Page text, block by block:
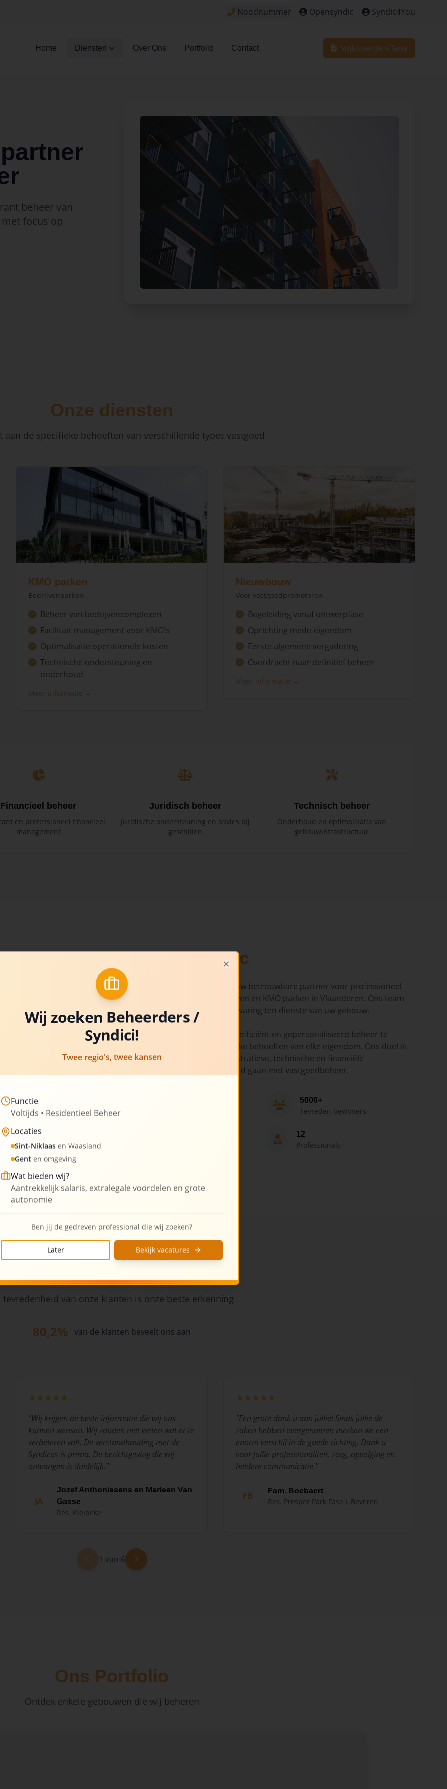
Noodnummer
Klik om het noodnummer te bekijken voor dringende
Opensyndic Syndic4You
Home Diensten Over Ons Portfolio Contact Vrijblijvende offerte
beheer van
focus op
Onze diensten
aan de specifieke behoeften van verschillende types vastgoed
KMO parken
Bedrijvenparken
Beheer van bedrijvencomplexen
Facilitair management voor KMO's
Optimalisatie operationele kosten
Technische ondersteuning en
onderhoud
Meer informatie →
Nieuwbouw
Voor vastgoedpromotoren
Begeleiding vanaf ontwerpfase
Oprichting mede-eigendom
Eerste algemene vergadering
Overdracht naar definitief beheer
Meer informatie →
Financieel beheer
en professioneel financieel
management
Juridisch beheer
Juridische ondersteuning en advies bij
geschillen
Technisch beheer
Onderhoud en optimalisatie van
gebouwinfrastructuur
Over Uw-Syndic
Al meer dan 20 jaar is Uw-Syndic uw betrouwbare partner voor professioneel
beheer van appartementsgebouwen en KMO parken in Vlaanderen. Ons team
van experts stelt hun kennis en ervaring ten dienste van uw gebouw.
Wij zetten ons in om transparant, efficiënt en gepersonaliseerd beheer te
bieden, aangepast aan de specifieke behoeften van elke eigendom. Ons doel is
om u te ontzorgen van de administratieve, technische en financiële
verantwoordelijkheden die gepaard gaan met vastgoedbeheer.
5000+
Tevreden bewoners
12
Professionals
tevredenheid van onze klanten is onze beste erkenning
80,2% van de klanten beveelt ons aan
★★★★★
"Wij krijgen de beste informatie die wij ons
kunnen wensen. Wij zouden niet weten wat er te
verbeteren valt. De verstandhouding met de
Syndicus is prima. De berichtgeving die wij
ontvangen is duidelijk."
JA
Jozef Anthonissens en Marleen Van
Gasse
Res. Kleibeke
★★★★★
"Een grote dank u aan jullie! Sinds jullie de
zaken hebben overgenomen merken we een
enorm verschil in de goede richting. Dank u
voor jullie professionaliteit, zorg, opvolging en
heldere communicatie."
FB Fam. Boebaert
Res. Prosper Park Fase I, Beveren
1 van 6
Ons Portfolio
Ontdek enkele gebouwen die wij beheren
Wij zoeken Beheerders /
Syndici!
Twee regio's, twee kansen
Functie
Voltijds • Residentieel Beheer
Locaties
Sint-Niklaas en Waasland
Gent en omgeving
Wat bieden wij?
Aantrekkelijk salaris, extralegale voordelen en grote
autonomie
Ben jij de gedreven professional die wij zoeken?
Later Bekijk vacatures